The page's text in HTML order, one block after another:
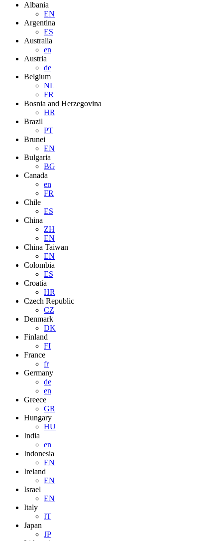
Albania
EN
Argentina
ES
Australia
en
Austria
de
Belgium
NL
FR
Bosnia and Herzegovina
HR
Brazil
PT
Brunei
EN
Bulgaria
BG
Canada
en
FR
Chile
ES
China
ZH
EN
China Taiwan
EN
Colombia
ES
Croatia
HR
Czech Republic
CZ
Denmark
DK
Finland
FI
France
fr
Germany
de
en
Greece
GR
Hungary
HU
India
en
Indonesia
EN
Ireland
EN
Israel
EN
Italy
IT
Japan
JP